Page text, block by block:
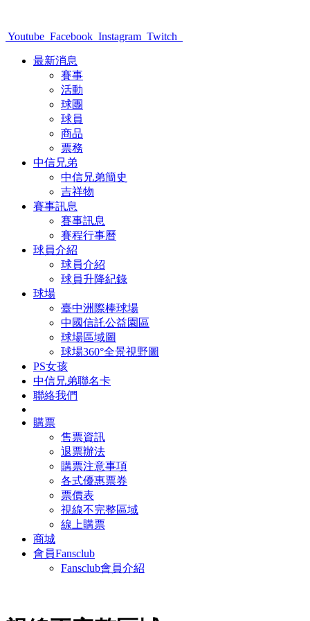
Youtube Facebook Instagram Twitch
最新消息
賽事
活動
球團
球員
商品
票務
中信兄弟
中信兄弟簡史
吉祥物
賽事訊息
賽事訊息
賽程行事曆
球員介紹
球員介紹
球員升降紀錄
球場
臺中洲際棒球場
中國信託公益園區
球場區域圖
球場360°全景視野圖
PS女孩
中信兄弟聯名卡
聯絡我們
購票
售票資訊
退票辦法
購票注意事項
各式優惠票券
票價表
視線不完整區域
線上購票
商城
會員Fansclub
Fansclub會員介紹